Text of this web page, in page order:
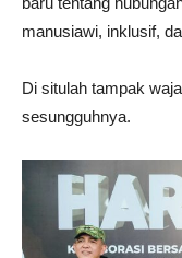
manusiawi, inklusif,
Di situlah tampak
sesungguhnya.